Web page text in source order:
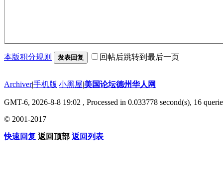
本版积分规则 发表回复 回帖后跳转到最后一页
Archiver|手机版|小黑屋|美国论坛德州华人网
GMT-6, 2026-8-8 19:02 , Processed in 0.033778 second(s), 16
© 2001-2017
快速回复 返回顶部 返回列表